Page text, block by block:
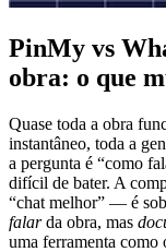
PinMy vs
obra: o que
Quase toda a obra
instantâneo, toda a
a pergunta é “como
difícil de bater. A
“chat melhor” — é
falarda obra, mas
uma ferramenta como